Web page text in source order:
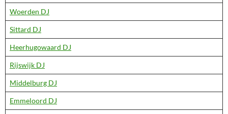
Woerden DJ
Sittard DJ
Heerhugowaard DJ
Rijswijk DJ
Middelburg DJ
Emmeloord DJ